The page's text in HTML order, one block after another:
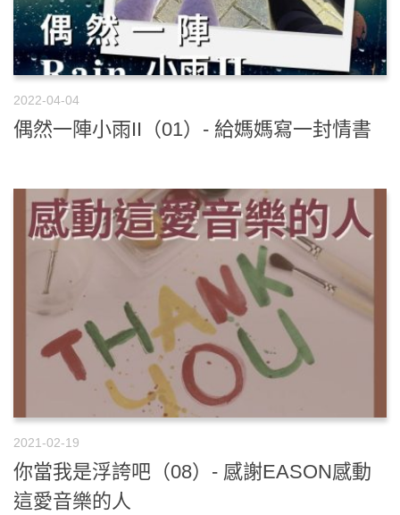
2022-04-04
偶然一陣小雨II（01）- 給媽媽寫一封情書
2021-02-19
你當我是浮誇吧（08）- 感謝EASON感動
這愛音樂的人